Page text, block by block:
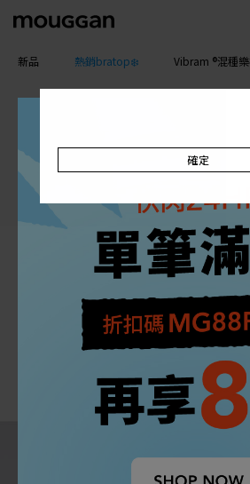
新品 熱銷bratop❄️ Vibram ®混種
確定